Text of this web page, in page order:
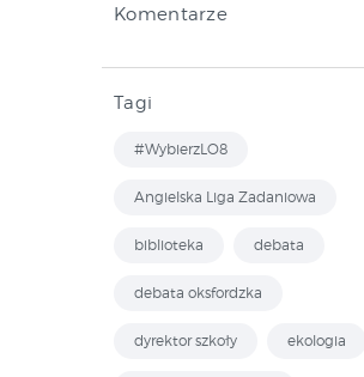
Komentarze
Tagi
#WybierzLO8
Angielska Liga Zadaniowa
biblioteka debata
debata oksfordzka
dyrektor szkoły ekologia